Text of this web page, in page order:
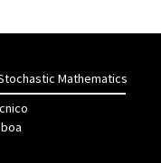
Mathematics